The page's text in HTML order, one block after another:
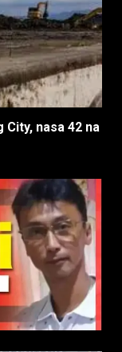
nasa 42 na